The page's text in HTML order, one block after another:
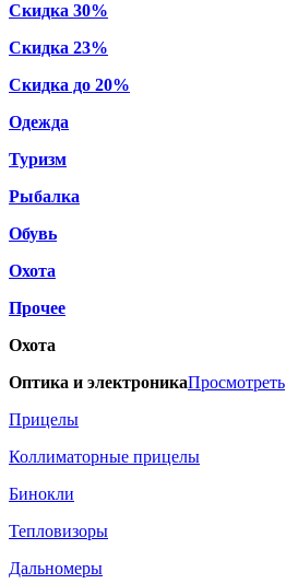
Скидка 30%
Скидка 23%
Скидка до 20%
Одежда
Туризм
Рыбалка
Обувь
Охота
Прочее
Охота
Оптика и электроникаПросмотреть
Прицелы
Коллиматорные прицелы
Бинокли
Тепловизоры
Дальномеры